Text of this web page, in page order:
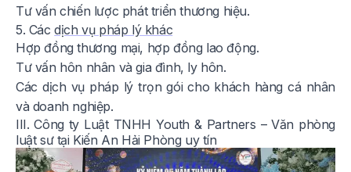
Tư vấn chiến lược phát triển thương hiệu.
5. Cácdịch vụ pháp lý khác
Hợp đồng thương mại, hợp đồng lao động.
Tư vấn hôn nhân và gia đình, ly hôn.
Các dịch vụ pháp lý trọn gói cho khách hàng cá nhân
và doanh nghiệp.
III. Công ty Luật TNHH Youth & Partners – Văn phòng
luật sư tại Kiến An Hải Phòng uy tín